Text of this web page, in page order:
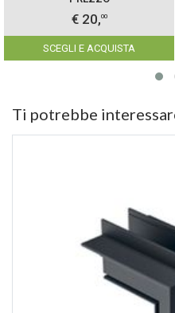
€ 20,00
SCEGLI E ACQUISTA
Ti potrebbe